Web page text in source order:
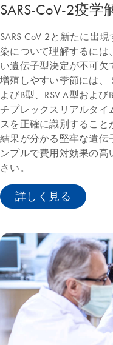
SARS-CoV-2疫学
SARS-CoV-2と新たに出
染について理解するには
い遺伝子型決定が不可
増殖しやすい季節には、
よびB型、RSV A型およ
チプレックスリアルタイ
スを正確に識別するこ
結果が分かる堅牢な遺伝
ンプルで費用対効果の
さい。
詳しく見る